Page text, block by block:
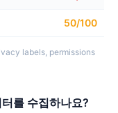
50/100
labels, permissions
를 수집하나요?